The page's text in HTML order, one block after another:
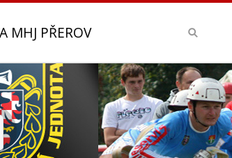
MHJ PŘEROV